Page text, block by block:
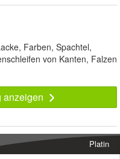
Farben, Spachtel,
von Kanten, Falzen
anzeigen
Platin